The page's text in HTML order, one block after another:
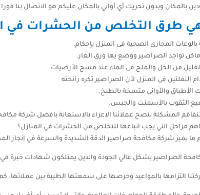
بالمكان وبدون تحريك أي أواني بالمكان عليكم هو الاتصال بنا
طرق التخلص من الحشرات في
المجارى الصحية فى المنزل بإحكام.
تواجد الصراصير ووضع بها ورق الغار.
من الخل والملح فى الماء عند مسح الأرضيات.
النفلتين فى المنزل لأن الصراصير تكره رائحته
الأطباق والأوانى متسخة بالطبخ.
الثقوب بالأسمنت والجبس.
المشكلة ننصح عملائنا الاعزاء بالاستعانة بافضل شركة
مراحل التي يجب اتباعها للتخلص من الحشرات في المنازل؟
ما يميز شركة مكافحة صراصير الدقة الشديدة والسرعة في إنجاز
الصراصير بشكل عالي الجودة والذين يمتلكون شهادات خبرة
التزامها بالمواعيد وحرصها على سمعتها الطيبة بين